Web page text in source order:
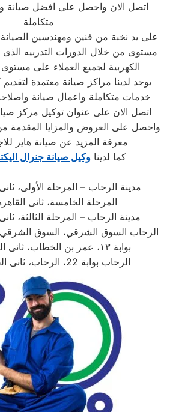
اتصل الان واحصل على افضل صيانة
متكاملة
مستوى من خلال الدورات التدربيه الذى
الكهربية لجميع العملاء على
يوجد لدينا مراكز صيانة معتمدة
خدمات متكاملة واعمال صيانة
اتصل الان على عنوان توكيل مركز
معرفة المزيد عن صيانة هاير
كما لديناوكيل صيانة جنرال اليكتريك 6
مدينة الرحاب – المرحلة الأولى،
المرحلة الخامسة، ثانى
مدينة الرحاب – المرحلة الثالثة،
بوابة ١٣، عمر بن الخطاب، ثانى القاهرة الجديدة
الرحاب بوابة 22، الرحاب، ثانى القاهرة الجديدة